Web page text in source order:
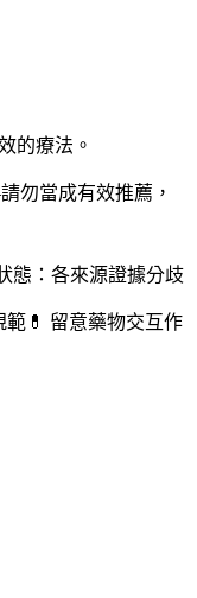
的療法。
勿當成有效推薦，
：各來源證據分歧
範 💊 留意藥物交互作